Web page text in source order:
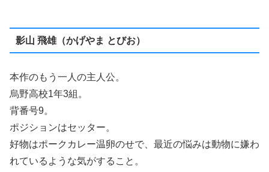
影山 飛雄（かげやま とびお）
本作のもう一人の主人公。
烏野高校1年3組。
背番号9。
ポジションはセッター。
好物はポークカレー温卵のせで、最近の悩みは動物に嫌わ
れているような気がすること。